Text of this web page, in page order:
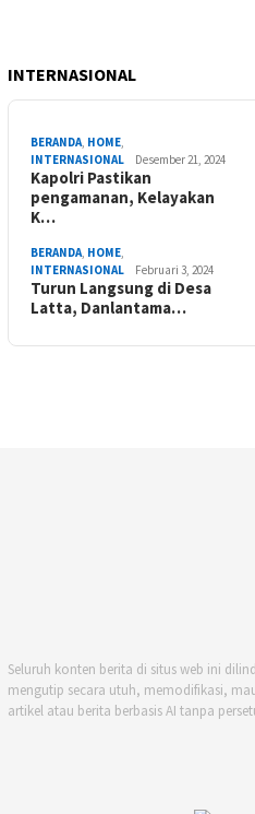
INTERNASIONAL
BERANDA, HOME,
INTERNASIONAL
Desember 21, 2024
Kapolri Pastikan
pengamanan, Kelayakan
K…
BERANDA, HOME,
INTERNASIONAL
Februari 3, 2024
Turun Langsung di Desa
Latta, Danlantama…
Seluruh konten berita di situs web ini
mengutip secara utuh, memodifikasi,
artikel atau berita berbasis AI tanpa